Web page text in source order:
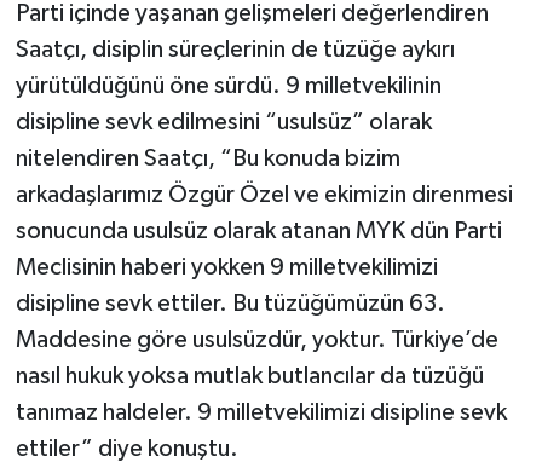
Parti içinde yaşanan gelişmeleri değerlendiren
Saatçı, disiplin süreçlerinin de tüzüğe aykırı
yürütüldüğünü öne sürdü. 9 milletvekilinin
disipline sevk edilmesini “usulsüz” olarak
nitelendiren Saatçı, “Bu konuda bizim
arkadaşlarımız Özgür Özel ve ekimizin direnmesi
sonucunda usulsüz olarak atanan MYK dün Parti
Meclisinin haberi yokken 9 milletvekilimizi
disipline sevk ettiler. Bu tüzüğümüzün 63.
Maddesine göre usulsüzdür, yoktur. Türkiye’de
nasıl hukuk yoksa mutlak butlancılar da tüzüğü
tanımaz haldeler. 9 milletvekilimizi disipline sevk
ettiler” diye konuştu.